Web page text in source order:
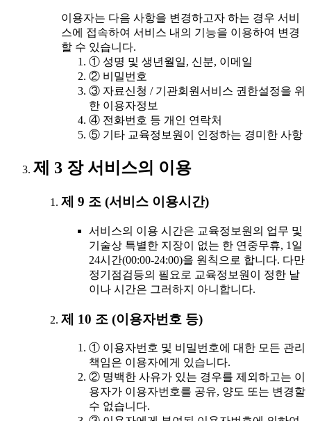
이용자는 다음 사항을 변경하고자 하는 경우 서비
스에 접속하여 서비스 내의 기능을 이용하여 변경
할 수 있습니다.
① 성명 및 생년월일, 신분, 이메일
② 비밀번호
③ 자료신청 / 기관회원서비스 권한설정을 위
한 이용자정보
④ 전화번호 등 개인 연락처
⑤ 기타 교육정보원이 인정하는 경미한 사항
제 3 장 서비스의 이용
제 9 조 (서비스 이용시간)
서비스의 이용 시간은 교육정보원의 업무 및
기술상 특별한 지장이 없는 한 연중무휴, 1일
24시간(00:00-24:00)을 원칙으로 합니다. 다만
정기점검등의 필요로 교육정보원이 정한 날
이나 시간은 그러하지 아니합니다.
제 10 조 (이용자번호 등)
① 이용자번호 및 비밀번호에 대한 모든 관리
책임은 이용자에게 있습니다.
② 명백한 사유가 있는 경우를 제외하고는 이
용자가 이용자번호를 공유, 양도 또는 변경할
수 없습니다.